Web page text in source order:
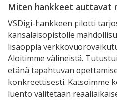
Miten hankkeet auttavat
VSDigi-hankkeen pilotti
kansalaisopistolle
lisäoppia
Aloitimme välineistä.
etänä tapahtuvan
konkreettisesti. Katsoimme
luento välitetään